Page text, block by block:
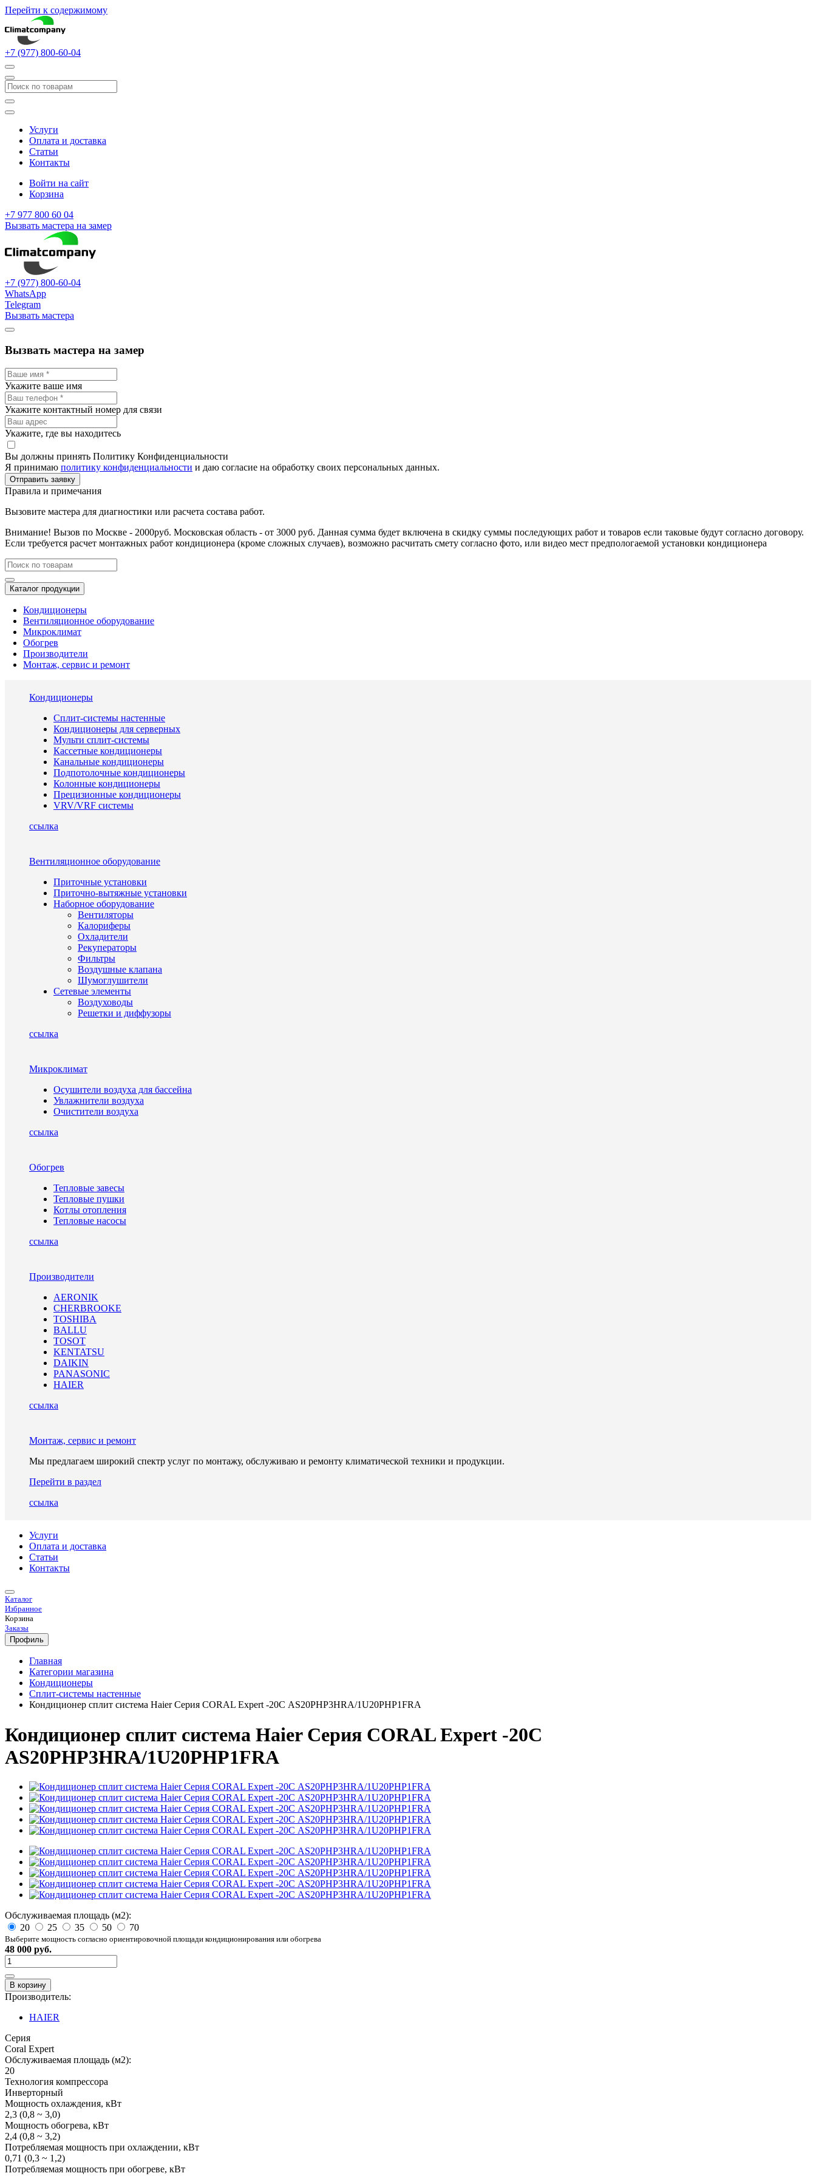
Перейти к содержимому
+7 (977) 800-60-04
Услуги
Оплата и доставка
Статьи
Контакты
Войти на сайт
Корзина
+7 977 800 60 04
Вызвать мастера на замер
+7 (977) 800-60-04
WhatsApp
Telegram
Вызвать мастера
Вызвать мастера на замер
Укажите ваше имя
Укажите контактный номер для связи
Укажите, где вы находитесь
Вы должны принять Политику Конфиденциальности
Я принимаю политику конфиденциальности и даю согласие на обработку своих персональных данных.
Отправить заявку
Правила и примечания
Вызовите мастера для диагностики или расчета состава работ.
Внимание! Вызов по Москве - 2000руб. Московская область - от 3000 руб. Данная сумма будет включена в скидку суммы последующих работ и товаров если таковые будут согласно договору.
Если требуется расчет монтажных работ кондиционера (кроме сложных случаев), возможно расчитать смету согласно фото, или видео мест предпологаемой установки кондиционера
Каталог продукции
Кондиционеры
Вентиляционное оборудование
Микроклимат
Обогрев
Производители
Монтаж, сервис и ремонт
Кондиционеры
Сплит-системы настенные
Кондиционеры для серверных
Мульти сплит-системы
Кассетные кондиционеры
Канальные кондиционеры
Подпотолочные кондиционеры
Колонные кондиционеры
Прецизионные кондиционеры
VRV/VRF системы
ссылка
Вентиляционное оборудование
Приточные установки
Приточно-вытяжные установки
Наборное оборудование
Вентиляторы
Калориферы
Охладители
Рекуператоры
Фильтры
Воздушные клапана
Шумоглушители
Сетевые элементы
Воздуховоды
Решетки и диффузоры
ссылка
Микроклимат
Осушители воздуха для бассейна
Увлажнители воздуха
Очистители воздуха
ссылка
Обогрев
Тепловые завесы
Тепловые пушки
Котлы отопления
Тепловые насосы
ссылка
Производители
AERONIK
CHERBROOKE
TOSHIBA
BALLU
TOSOT
KENTATSU
DAIKIN
PANASONIC
HAIER
ссылка
Монтаж, сервис и ремонт
Мы предлагаем широкий спектр услуг по монтажу, обслуживаю и ремонту климатической техники и продукции.
Перейти в раздел
ссылка
Услуги
Оплата и доставка
Статьи
Контакты
Каталог
Избранное
Корзина
Заказы
Профиль
Главная
Категории магазина
Кондиционеры
Сплит-системы настенные
Кондиционер сплит система Haier Серия CORAL Expert -20С AS20PHP3HRA/1U20PHP1FRA
Кондиционер сплит система Haier Серия CORAL Expert -20С
AS20PHP3HRA/1U20PHP1FRA
Обслуживаемая площадь (м2):
20
25 35 50 70
Выберите мощность согласно ориентировочной площади кондиционирования или обогрева
48 000 руб.
В корзину
Производитель:
HAIER
Серия
Coral Expert
Обслуживаемая площадь (м2):
20
Технология компрессора
Инверторный
Мощность охлаждения, кВт
2,3 (0,8 ~ 3,0)
Мощность обогрева, кВт
2,4 (0,8 ~ 3,2)
Потребляемая мощность при охлаждении, кВт
0,71 (0,3 ~ 1,2)
Потребляемая мощность при обогреве, кВт